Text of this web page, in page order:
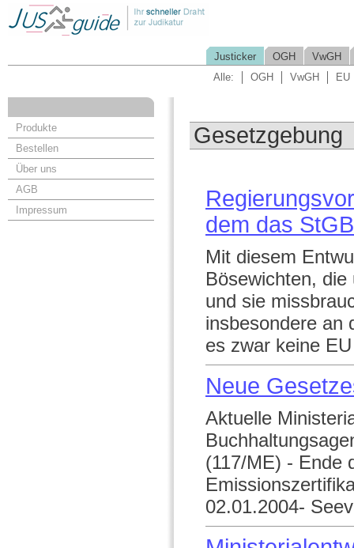
Justicker OGH
VwGH
Alle:
OGH VwGH EU
Produkte
Bestellen
Über uns
AGB
Impressum
Gesetzgebung
dem das
Mit diesem
Bösewichten,
und sie
insbesondere an
es zwar keine
Neue
Aktuelle
(117/ME) - Ende
02.01.2004-